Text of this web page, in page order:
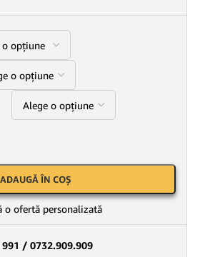
ADAUGĂ ÎN COȘ
o ofertă personalizată
991 / 0732.909.909